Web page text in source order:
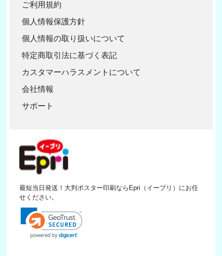
ご利用規約
個人情報保護方針
個人情報の取り扱いについて
特定商取引法に基づく表記
カスタマーハラスメントについて
会社情報
サポート
最短当日発送！大判ポスター印刷ならEpri（イープリ）にお任
せください。